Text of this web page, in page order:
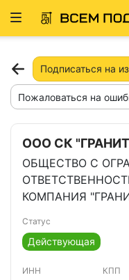
Развернуть
Подписаться на
Пожаловаться на
ООО СК
ОБЩЕСТВО С
КОМПАНИЯ
Статус
Действующая
ИНН КПП